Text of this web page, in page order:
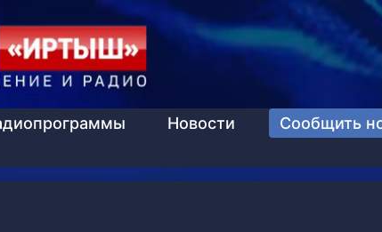
Новости Сообщить